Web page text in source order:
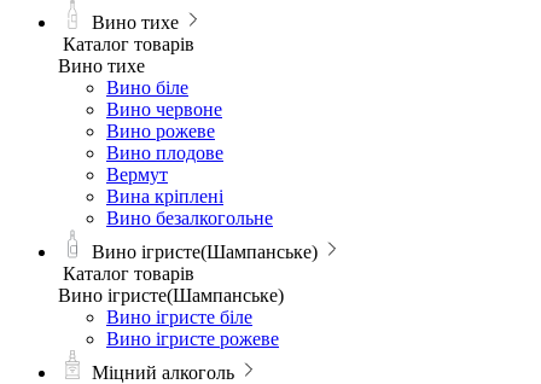
Вино тихе
Каталог товарів
Вино тихе
Вино біле
Вино червоне
Вино рожеве
Вино плодове
Вермут
Вина кріплені
Вино безалкогольне
Вино ігристе(Шампанське)
Каталог товарів
Вино ігристе(Шампанське)
Вино ігристе біле
Вино ігристе рожеве
Міцний алкоголь